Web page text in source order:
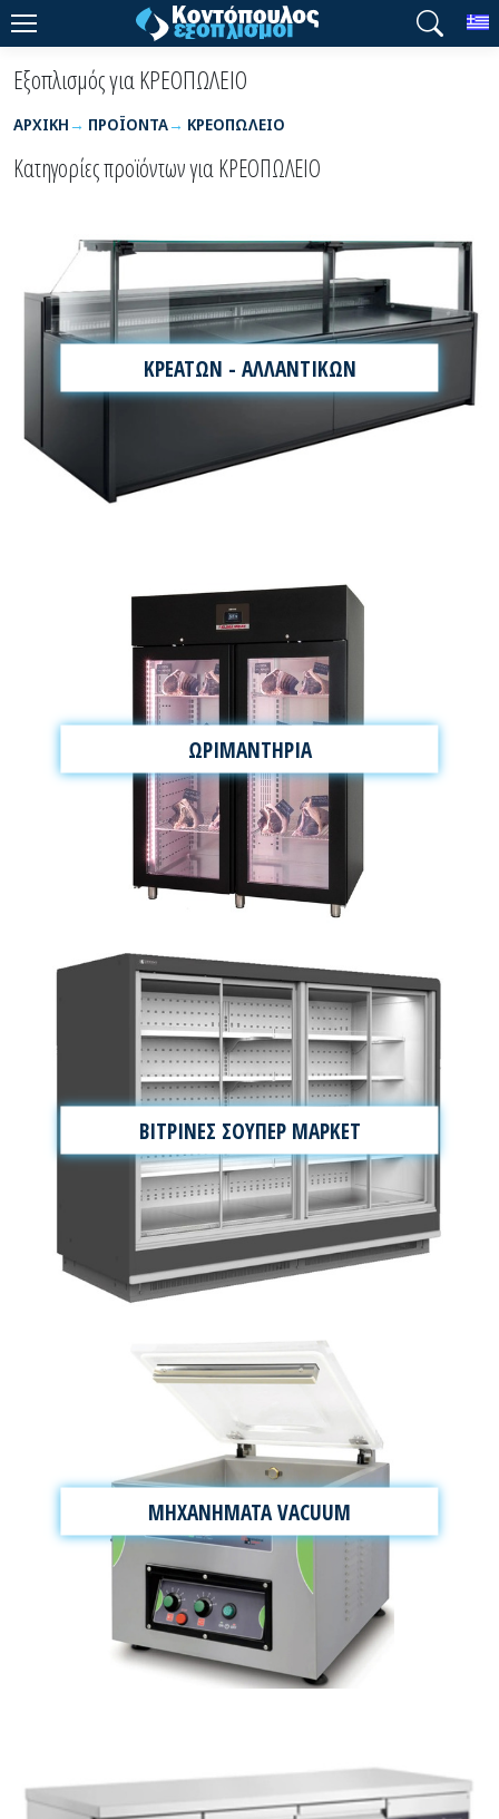
Εξοπλισμός για ΚΡΕΟΠΩΛΕΙΟ
ΑΡΧΙΚΉ ΠΡΟΪΌΝΤΑ ΚΡΕΟΠΩΛΕΙΟ
Κατηγορίες προϊόντων για ΚΡΕΟΠΩΛΕΙΟ
ΚΡΕΑΤΩΝ - ΑΛΛΑΝΤΙΚΩΝ
ΩΡΙΜΑΝΤΗΡΙΑ
ΒΙΤΡΙΝΕΣ ΣΟΥΠΕΡ ΜΑΡΚΕΤ
ΜΗΧΑΝΗΜΑΤΑ VACUUM